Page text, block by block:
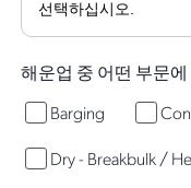
해운업 중 어떤 부문
Barging
Dry - Breakbulk /